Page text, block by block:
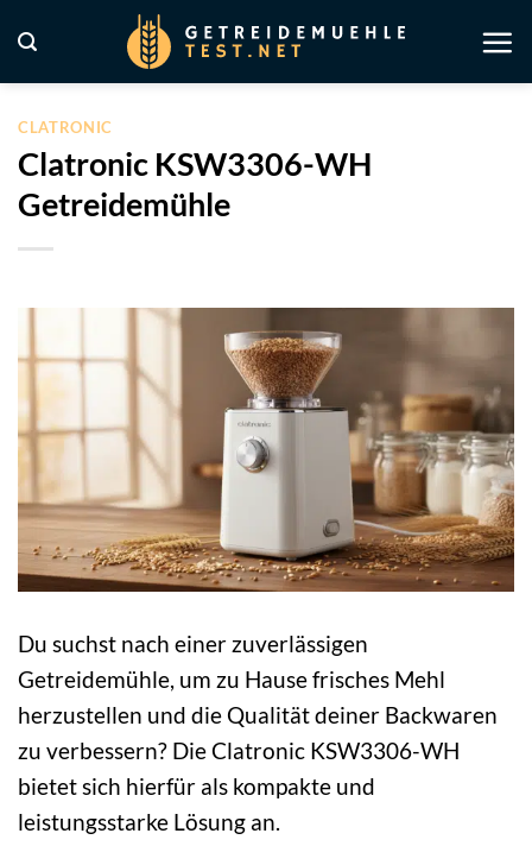
Inhalt
springen
CLATRONIC
Clatronic KSW3306-WH
Getreidemühle
Du suchst nach einer zuverlässigen
Getreidemühle, um zu Hause frisches Mehl
herzustellen und die Qualität deiner Backwaren
zu verbessern? Die Clatronic KSW3306-WH
bietet sich hierfür als kompakte und
leistungsstarke Lösung an.